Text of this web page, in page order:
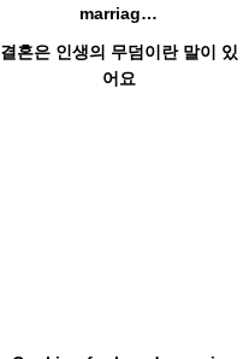
marriag…
결혼은 인생의 무덤이란 말이 있
어요